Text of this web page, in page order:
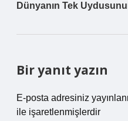
Dünyanın Tek
Bir yanıt yazın
E-posta adresiniz
ile işaretlenmişlerdir